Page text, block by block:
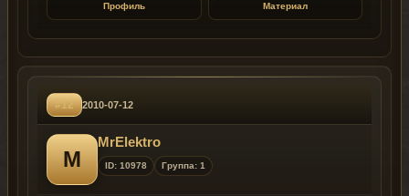
Профиль Материал
#12 2010-07-12
M
MrElektro
ID: 10978 Группа: 1